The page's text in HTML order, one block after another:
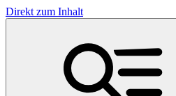
Direkt zum Inhalt